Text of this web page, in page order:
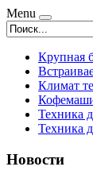
Menu
Крупная
Климат
Техника
Техника
Новости